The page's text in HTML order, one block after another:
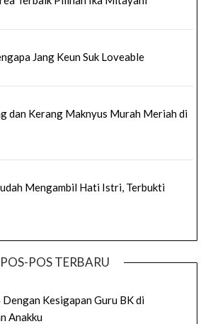
Jang Keun Suk Loveable
dan Kerang Maknyus Murah Meriah di
Mengambil Hati Istri, Terbukti
POS-POS TERBARU
Kesigapan Guru BK di
Anakku